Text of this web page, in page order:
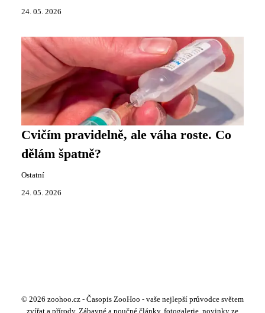
24. 05. 2026
Cvičím pravidelně, ale váha roste. Co
dělám špatně?
Ostatní
24. 05. 2026
© 2026 zoohoo.cz - Časopis ZooHoo - vaše nejlepší průvodce světem
zvířat a přírody. Zábavné a poučné články, fotogalerie, novinky ze